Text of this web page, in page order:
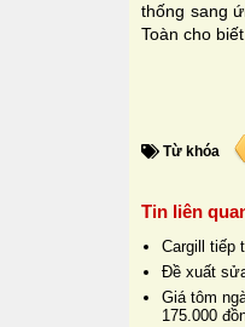
thống sang
Toàn cho
Từ khóa
Tin liên
Cargill tiếp
Đề xuất
Giá tôm
175.000